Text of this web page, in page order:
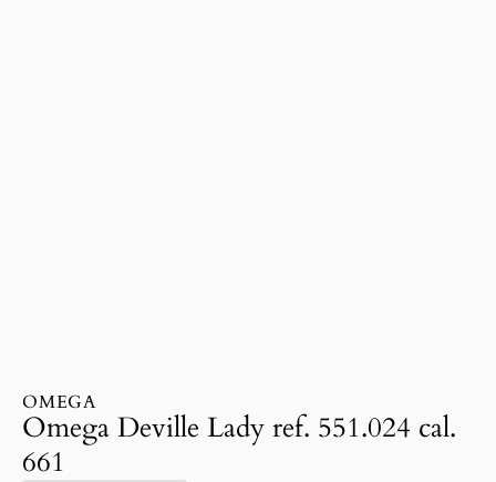
OMEGA
Omega Deville Lady ref. 551.024 cal.
661